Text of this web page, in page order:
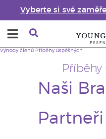
Vyberte si své
Příběhy
Naši
Výhody členů Příběhy úspěšných